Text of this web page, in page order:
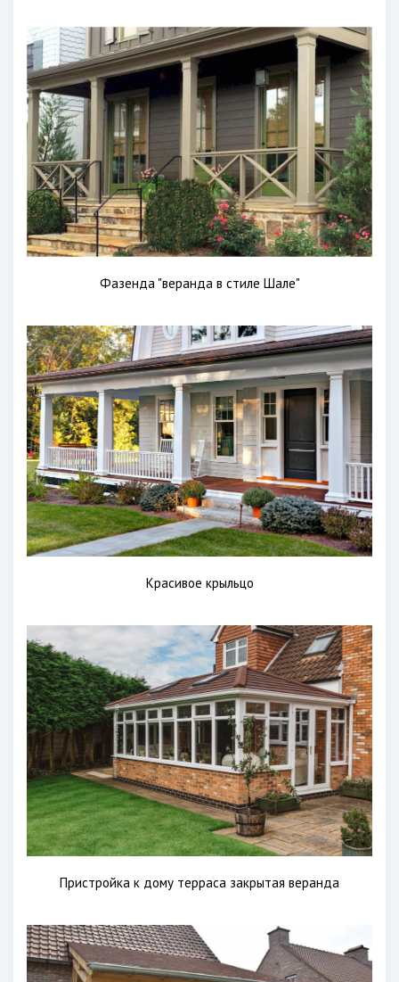
Фазенда "веранда в стиле Шале"
Красивое крыльцо
Пристройка к дому терраса закрытая веранда